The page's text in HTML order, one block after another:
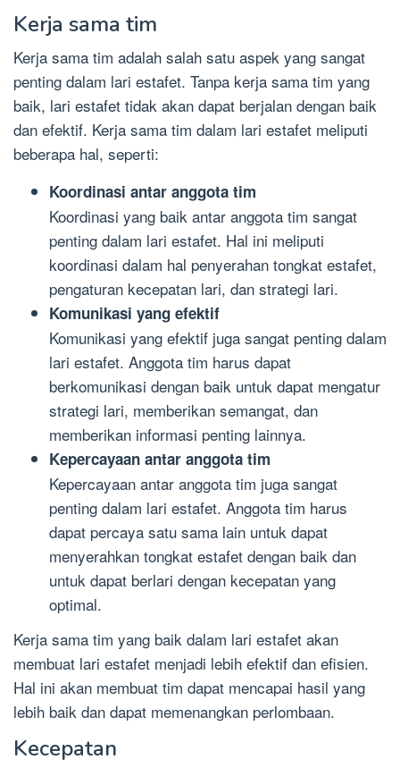
Kerja sama tim
Kerja sama tim adalah salah satu aspek yang sangat
penting dalam lari estafet. Tanpa kerja sama tim yang
baik, lari estafet tidak akan dapat berjalan dengan baik
dan efektif. Kerja sama tim dalam lari estafet meliputi
beberapa hal, seperti:
Koordinasi antar anggota tim
Koordinasi yang baik antar anggota tim sangat
penting dalam lari estafet. Hal ini meliputi
koordinasi dalam hal penyerahan tongkat estafet,
pengaturan kecepatan lari, dan strategi lari.
Komunikasi yang efektif
Komunikasi yang efektif juga sangat penting dalam
lari estafet. Anggota tim harus dapat
berkomunikasi dengan baik untuk dapat mengatur
strategi lari, memberikan semangat, dan
memberikan informasi penting lainnya.
Kepercayaan antar anggota tim
Kepercayaan antar anggota tim juga sangat
penting dalam lari estafet. Anggota tim harus
dapat percaya satu sama lain untuk dapat
menyerahkan tongkat estafet dengan baik dan
untuk dapat berlari dengan kecepatan yang
optimal.
Kerja sama tim yang baik dalam lari estafet akan
membuat lari estafet menjadi lebih efektif dan efisien.
Hal ini akan membuat tim dapat mencapai hasil yang
lebih baik dan dapat memenangkan perlombaan.
Kecepatan